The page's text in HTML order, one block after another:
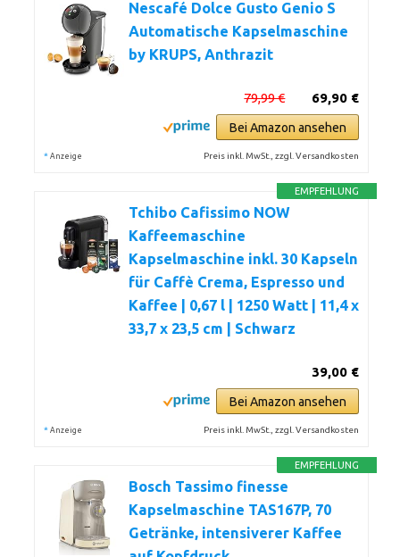
Nescafé Dolce Gusto Genio S
Automatische Kapselmaschine
by KRUPS, Anthrazit
69,90 €
79,99 €
Bei Amazon ansehen
* Anzeige Preis inkl. MwSt., zzgl. Versandkosten
EMPFEHLUNG
Tchibo Cafissimo NOW
Kaffeemaschine
Kapselmaschine inkl. 30 Kapseln
für Caffè Crema, Espresso und
Kaffee | 0,67 l | 1250 Watt | 11,4 x
33,7 x 23,5 cm | Schwarz
39,00 €
Bei Amazon ansehen
* Anzeige Preis inkl. MwSt., zzgl. Versandkosten
EMPFEHLUNG
Bosch Tassimo finesse
Kapselmaschine TAS167P, 70
Getränke, intensiverer Kaffee